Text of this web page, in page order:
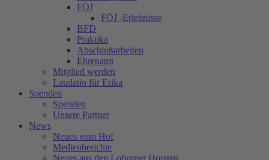
FÖJ
FÖJ -Erlebnisse
BFD
Praktika
Abschlußarbeiten
Ehrenamt
Mitglied werden
Laudatio für Erika
Spenden
Spenden
Unsere Partner
News
Neues vom Hof
Medienberichte
Neues aus den Loburger Horsten